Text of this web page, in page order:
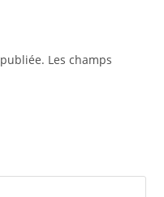
Les champs